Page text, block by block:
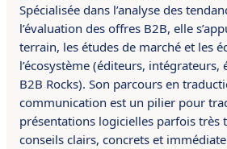
Spécialisée dans l’analyse des
l’évaluation des offres B2B, elle
terrain, les études de marché et les
l’écosystème (éditeurs,
B2B Rocks). Son parcours en
communication est un pilier pour
présentations logicielles parfois très
conseils clairs, concrets et